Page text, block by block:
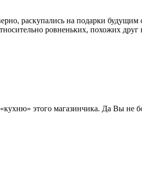
раскупались на подарки будущим
ровненьких, похожих друг
этого магазинчика. Да Вы не